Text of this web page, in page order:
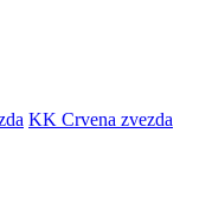
KK Crvena zvezda